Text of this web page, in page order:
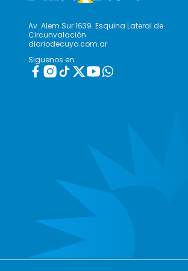
Av. Alem Sur 1639. Esquina Lateral de
Circunvalación
diariodecuyo.com.ar
Siguenos en: